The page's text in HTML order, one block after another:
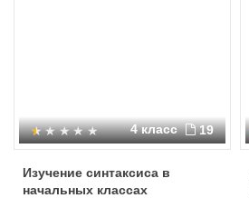
4 класс 19
Изучение синтаксиса в
начальных классах